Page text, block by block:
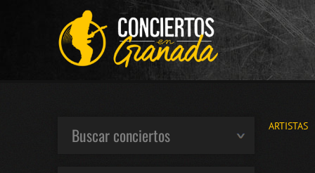
ARTISTAS
Buscar conciertos